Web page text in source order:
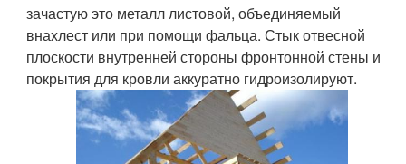
зачастую это металл листовой, объединяемый
внахлест или при помощи фальца. Стык отвесной
плоскости внутренней стороны фронтонной стены и
покрытия для кровли аккуратно гидроизолируют.